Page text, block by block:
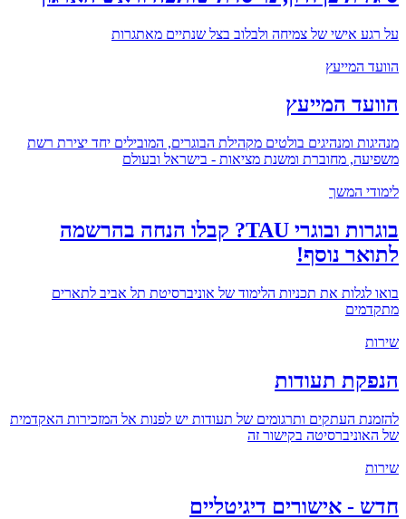
על רגע אישי של צמיחה ולבלוב בצל שנתיים מאתגרות
הוועד המייעץ
הוועד המייעץ
מנהיגות ומנהיגים בולטים מקהילת הבוגרים, המובילים יחד יצירת רשת
משפיעה, מחוברת ומשנת מציאות - בישראל ובעולם
לימודי המשך
בוגרות ובוגרי TAU? קבלו הנחה בהרשמה
לתואר נוסף!
בואו לגלות את תכניות הלימוד של אוניברסיטת תל אביב לתארים
מתקדמים
שירות
הנפקת תעודות
להזמנת העתקים ותרגומים של תעודות יש לפנות אל המזכירות האקדמית
של האוניברסיטה בקישור זה
שירות
חדש - אישורים דיגיטליים